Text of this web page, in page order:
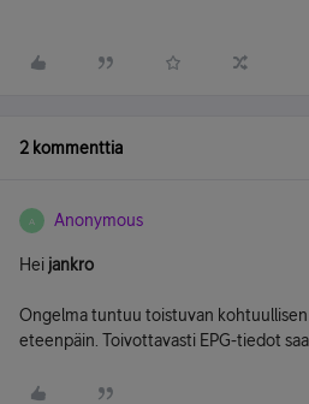
2 kommenttia
A Anonymous
Hei jankro
Ongelma tuntuu toistuvan kohtuullisen
eteenpäin. Toivottavasti EPG-tiedot